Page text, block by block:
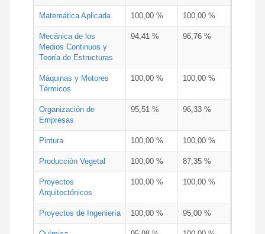
Matemática Aplicada 100,00 % 100,00 %
Mecánica de los
Medios Continuos y
Teoría de Estructuras
94,41 % 96,76 %
Máquinas y Motores
Térmicos
100,00 % 100,00 %
Organización de
Empresas
95,51 % 96,33 %
Pintura 100,00 % 100,00 %
Producción Vegetal 100,00 % 87,35 %
Proyectos
Arquitectónicos
100,00 % 100,00 %
Proyectos de Ingeniería 100,00 % 95,00 %